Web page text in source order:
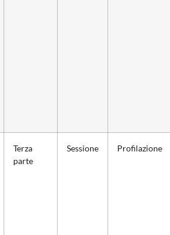
Terza
parte
Sessione Profilazione